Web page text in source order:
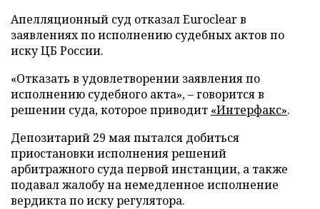
Апелляционный суд отказал Euroclear в
заявлениях по исполнению судебных актов по
иску ЦБ России.
«Отказать в удовлетворении заявления по
исполнению судебного акта», – говорится в
решении суда, которое приводит «Интерфакс».
Депозитарий 29 мая пытался добиться
приостановки исполнения решений
арбитражного суда первой инстанции, а также
подавал жалобу на немедленное исполнение
вердикта по иску регулятора.